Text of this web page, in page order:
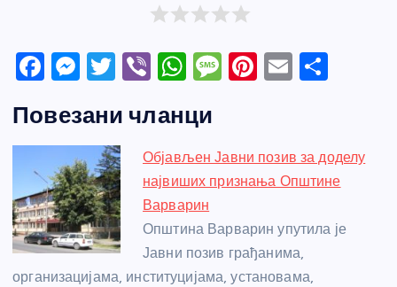
F
c
e
b
o
o
k
M
ss
e
n
g
er
T
itt
er
Vi
er
W
at
s
A
p
p
M
a
g
Pi
e
st
E
e
Повезани чланци
Објављен Јавни позив за доделу
највиших признања Општине
Варварин
Општина Варварин упутила је
Јавни позив грађанима,
организацијама, институцијама, установама,